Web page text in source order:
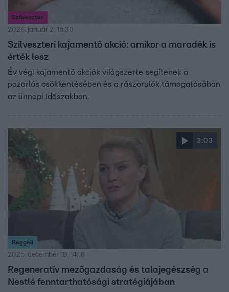
Szilveszter
2026. január 2. 15:30
Szilveszteri kajamentő akció: amikor a maradék is
érték lesz
Év végi kajamentő akciók világszerte segítenek a
pazarlás csökkentésében és a rászorulók támogatásában
az ünnepi időszakban.
3:03
Reggeli
2025. december 19. 14:16
Regeneratív mezőgazdaság és talajegészség a
Nestlé fenntarthatósági stratégiájában